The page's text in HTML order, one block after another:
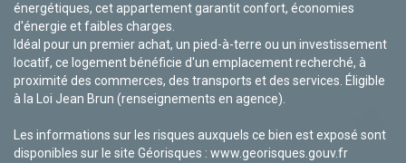
énergétiques, cet appartement garantit confort, économies
d'énergie et faibles charges.
Idéal pour un premier achat, un pied-à-terre ou un investissement
locatif, ce logement bénéficie d'un emplacement recherché, à
proximité des commerces, des transports et des services. Éligible
à la Loi Jean Brun (renseignements en agence).
Les informations sur les risques auxquels ce bien est exposé sont
disponibles sur le site Géorisques : www.georisques.gouv.fr